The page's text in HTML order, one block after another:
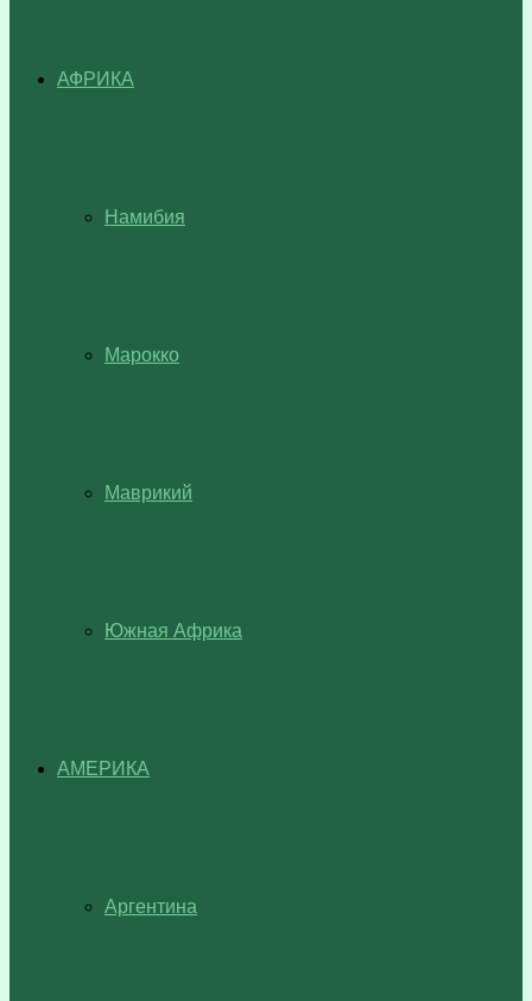
АФРИКА
Намибия
Марокко
Маврикий
Южная Африка
АМЕРИКА
Аргентина